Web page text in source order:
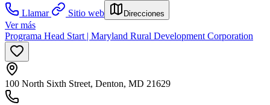
Llamar
Sitio web Direcciones
Ver más
Programa Head Start | Maryland Rural Development Corporation
100 North Sixth Street, Denton, MD 21629